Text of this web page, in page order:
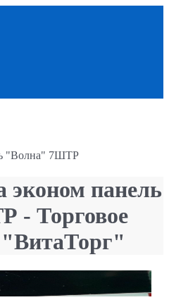
"Волна" 7ШТР
панель
- Торговое
"ВитаТорг"